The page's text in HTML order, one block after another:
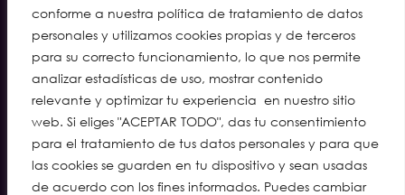
conforme a nuestra política de tratamiento de datos
personales y utilizamos cookies propias y de terceros
para su correcto funcionamiento, lo que nos permite
analizar estadísticas de uso, mostrar contenido
relevante y optimizar tu experiencia en nuestro sitio
web. Si eliges "ACEPTAR TODO", das tu consentimiento
para el tratamiento de tus datos personales y para que
las cookies se guarden en tu dispositivo y sean usadas
de acuerdo con los fines informados. Puedes cambiar
Ibagué: (608) 277 2055 · cel. 310 315 7005
Girardot: (601) 888 4011
WhatsApp Call Center: 310 216 8323
Ruta Preferencial: (608) 277 2002 · WA 310 245 1735